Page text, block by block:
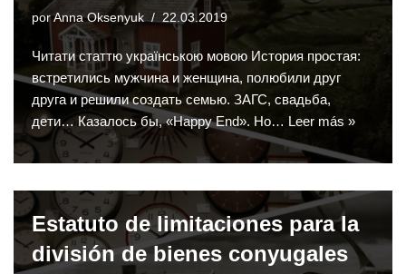
porAnna Oksenyuk 22.03.2019
Читати статтю українською мовою История простая:
встретились мужчина и женщина, полюбили друг
друга и решили создать семью. ЗАГС, свадьба,
дети… Казалось бы, «Happy End». Но… Leer más »
Estatuto de limitaciones para la
división de bienes conyugales